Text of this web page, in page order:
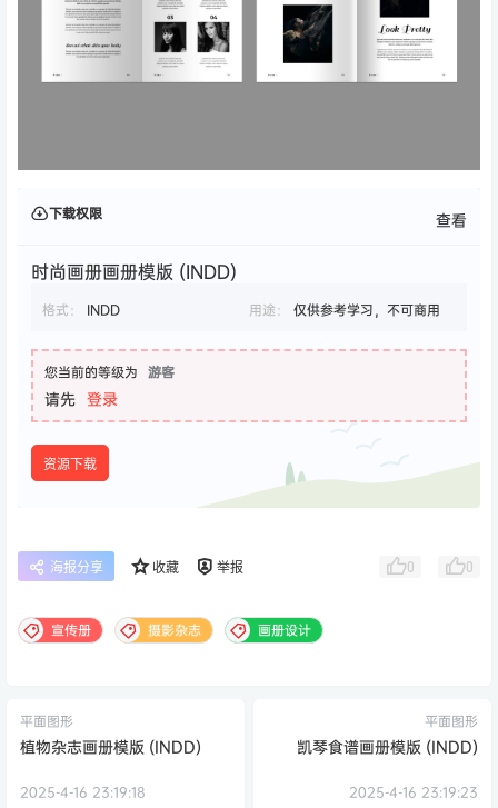
下载权限 查看
时尚画册画册模版 (INDD)
格式： INDD 用途： 仅供参考学习，不可商用
您当前的等级为 游客
请先 登录
资源下载
海报分享 收藏 举报 0 0
宣传册 摄影杂志 画册设计
平面图形
植物杂志画册模版 (INDD)
2025-4-16 23:19:18
平面图形
凯琴食谱画册模版 (INDD)
2025-4-16 23:19:23